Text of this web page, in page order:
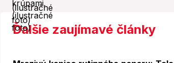
Ďalšie zaujímavé články